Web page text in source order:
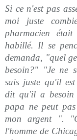
Si ce n'est pas
moi juste
pharmacien
habillé. Il se
demanda, "quel
besoin?" "Je ne
sais juste qu'il
dit qu'il a besoin
papa ne peut
mon argent ".
l'homme de